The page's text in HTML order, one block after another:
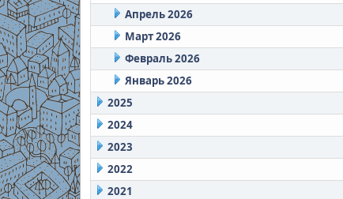
Апрель 2026
Март 2026
Февраль 2026
Январь 2026
2025
2024
2023
2022
2021